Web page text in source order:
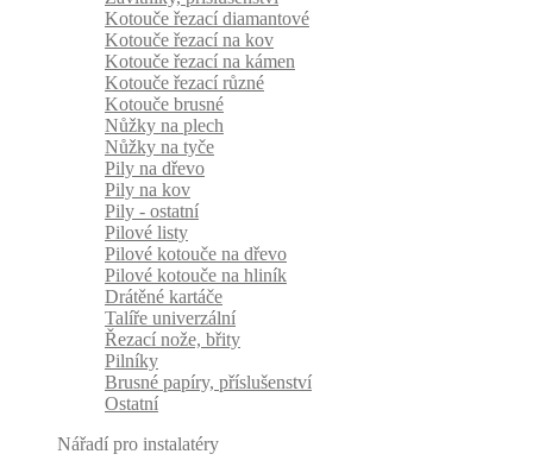
Kotouče řezací diamantové
Kotouče řezací na kov
Kotouče řezací na kámen
Kotouče řezací různé
Kotouče brusné
Nůžky na plech
Nůžky na tyče
Pily na dřevo
Pily na kov
Pily - ostatní
Pilové listy
Pilové kotouče na dřevo
Pilové kotouče na hliník
Drátěné kartáče
Talíře univerzální
Řezací nože, břity
Pilníky
Brusné papíry, příslušenství
Ostatní
Nářadí pro instalatéry